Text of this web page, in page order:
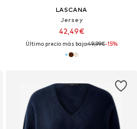
LASCANA
Jersey
42,49€
Último precio más bajo:49,99€-15%